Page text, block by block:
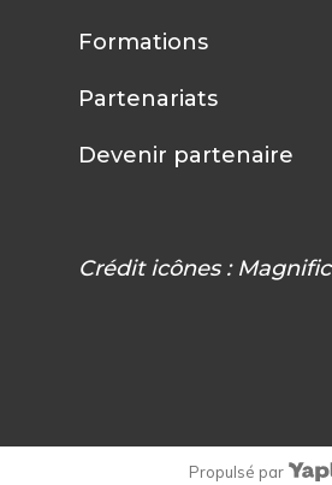
Formations
Partenariats
Devenir partenaire
Crédit icônes : Magnific
Propulsé par